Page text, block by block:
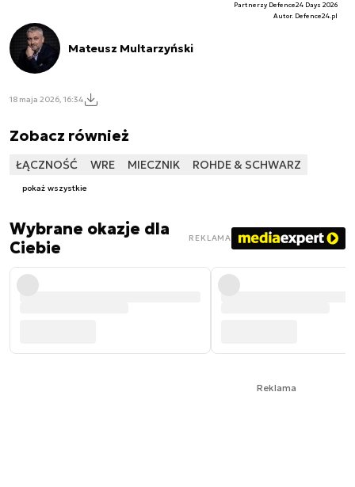
Partnerzy Defence24 Days 2026
Autor. Defence24.pl
Mateusz Multarzyński
18 maja 2026, 16:34
Zobacz również
ŁĄCZNOŚĆ WRE MIECZNIK ROHDE & SCHWARZ
pokaż wszystkie
Wybrane okazje dla
Ciebie
REKLAMA
Reklama